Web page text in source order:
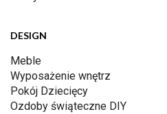
DESIGN
Meble
Wyposażenie wnętrz
Pokój Dziecięcy
Ozdoby świąteczne DIY